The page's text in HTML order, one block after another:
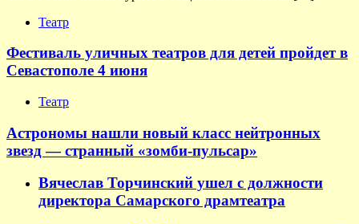
Театр
Фестиваль уличных театров для детей пройдет в
Севастополе 4 июня
Театр
Астрономы нашли новый класс нейтронных
звезд — странный «зомби-пульсар»
Вячеслав Торчинский ушел с должности
директора Самарского драмтеатра